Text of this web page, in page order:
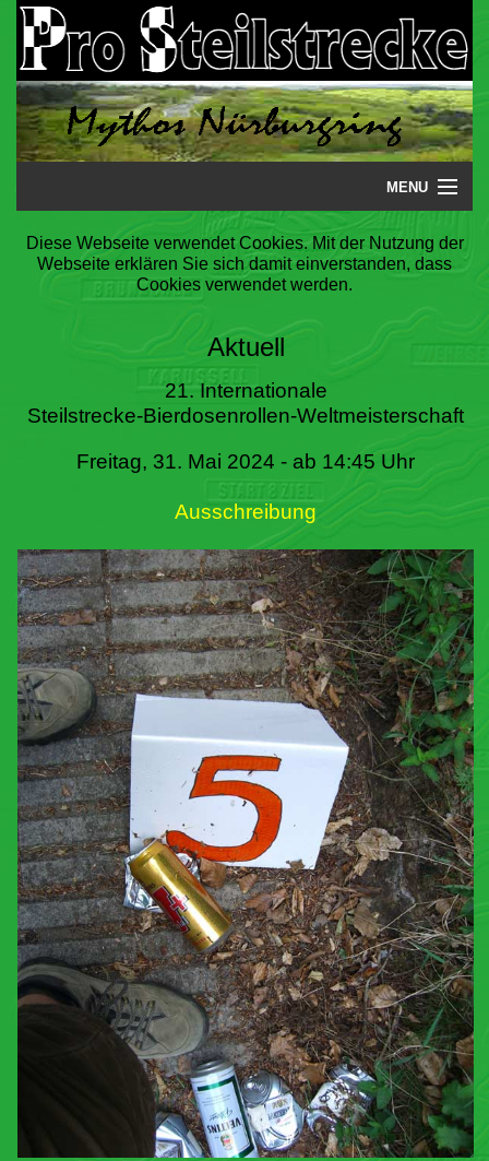
MENU
Startseite
Steilstrecke
Literatur
Termine
Diese Webseite verwendet Cookies. Mit der Nutzung der
Webseite erklären Sie sich damit einverstanden, dass
Cookies verwendet werden.
Aktuell
21. Internationale
Steilstrecke-Bierdosenrollen-Weltmeisterschaft
Freitag, 31. Mai 2024 - ab 14:45 Uhr
Ausschreibung